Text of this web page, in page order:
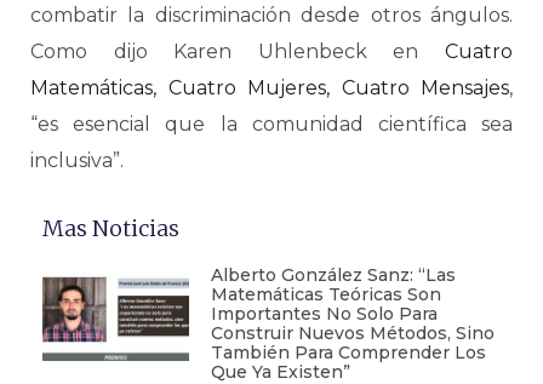
combatir la discriminación desde otros ángulos.
Como dijo Karen Uhlenbeck en Cuatro
Matemáticas, Cuatro Mujeres, Cuatro Mensajes,
“es esencial que la comunidad científica sea
inclusiva”.
Mas Noticias
Alberto González Sanz: “Las
Matemáticas Teóricas Son
Importantes No Solo Para
Construir Nuevos Métodos, Sino
También Para Comprender Los
Que Ya Existen”